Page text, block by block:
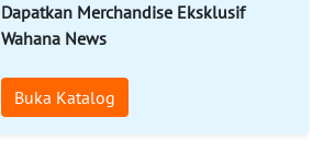
Dapatkan Merchandise Eksklusif
Wahana News
Buka Katalog